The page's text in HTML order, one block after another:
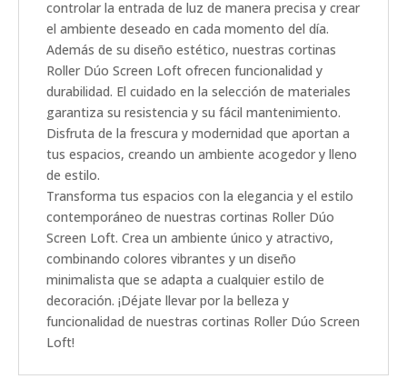
controlar la entrada de luz de manera precisa y crear
el ambiente deseado en cada momento del día.
Además de su diseño estético, nuestras cortinas
Roller Dúo Screen Loft ofrecen funcionalidad y
durabilidad. El cuidado en la selección de materiales
garantiza su resistencia y su fácil mantenimiento.
Disfruta de la frescura y modernidad que aportan a
tus espacios, creando un ambiente acogedor y lleno
de estilo.
Transforma tus espacios con la elegancia y el estilo
contemporáneo de nuestras cortinas Roller Dúo
Screen Loft. Crea un ambiente único y atractivo,
combinando colores vibrantes y un diseño
minimalista que se adapta a cualquier estilo de
decoración. ¡Déjate llevar por la belleza y
funcionalidad de nuestras cortinas Roller Dúo Screen
Loft!